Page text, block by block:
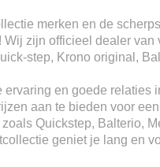
merken en de
zijn officieel dealer van
step, Krono original,
en goede relaties
aan te bieden voor
Quickstep, Balterio,
geniet je lang en